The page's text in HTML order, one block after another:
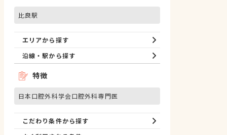
比良駅
エリアから探す
沿線・駅から探す
特徴
日本口腔外科学会口腔外科専門医
こだわり条件から探す